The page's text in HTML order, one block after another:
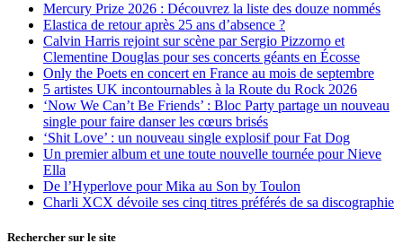
Mercury Prize 2026 : Découvrez la liste des douze nommés
Elastica de retour après 25 ans d’absence ?
Calvin Harris rejoint sur scène par Sergio Pizzorno et
Clementine Douglas pour ses concerts géants en Écosse
Only the Poets en concert en France au mois de septembre
5 artistes UK incontournables à la Route du Rock 2026
‘Now We Can’t Be Friends’ : Bloc Party partage un nouveau
single pour faire danser les cœurs brisés
‘Shit Love’ : un nouveau single explosif pour Fat Dog
Un premier album et une toute nouvelle tournée pour Nieve
Ella
De l’Hyperlove pour Mika au Son by Toulon
Charli XCX dévoile ses cinq titres préférés de sa discographie
Rechercher sur le site